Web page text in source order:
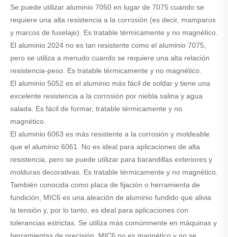
Se puede utilizar aluminio 7050 en lugar de 7075 cuando se
requiere una alta resistencia a la corrosión (es decir, mamparos
y marcos de fuselaje). Es tratable térmicamente y no magnético.
El aluminio 2024 no es tan resistente como el aluminio 7075,
pero se utiliza a menudo cuando se requiere una alta relación
resistencia-peso. Es tratable térmicamente y no magnético.
El aluminio 5052 es el aluminio más fácil de soldar y tiene una
excelente resistencia a la corrosión por niebla salina y agua
salada. Es fácil de formar, tratable térmicamente y no
magnético.
El aluminio 6063 es más resistente a la corrosión y moldeable
que el aluminio 6061. No es ideal para aplicaciones de alta
resistencia, pero se puede utilizar para barandillas exteriores y
molduras decorativas. Es tratable térmicamente y no magnético.
También conocida como placa de fijación o herramienta de
fundición, MIC6 es una aleación de aluminio fundido que alivia
la tensión y, por lo tanto, es ideal para aplicaciones con
tolerancias estrictas. Se utiliza más comúnmente en máquinas y